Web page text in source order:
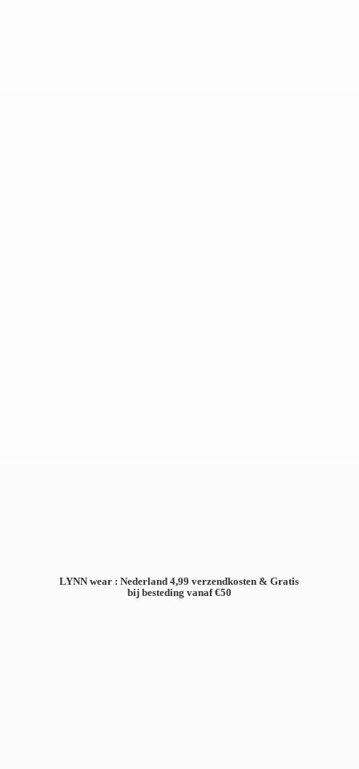
LYNN wear : Nederland 4,99 verzendkosten & Gratis
bij besteding vanaf €50